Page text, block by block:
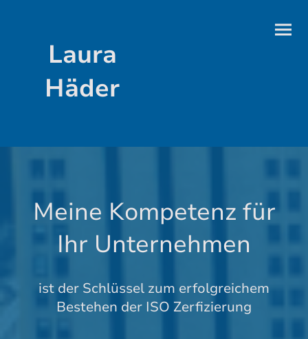
Laura
Häder
Meine Kompetenz für
Ihr Unternehmen
ist der Schlüssel zum erfolgreichem
Bestehen der ISO Zerfizierung